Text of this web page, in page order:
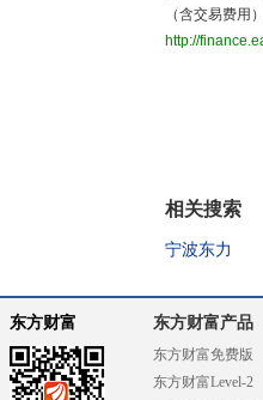
（含交易费用）
http://
相关搜索
宁波东力
东方财富 东方财富产品
东方财富免费版
东方财富Level-2